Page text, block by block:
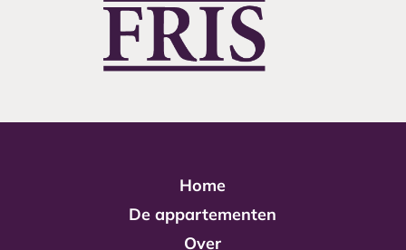
Home
De appartementen
Over